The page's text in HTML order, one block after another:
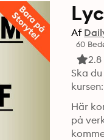
Af
60
2.8
Ska
Här
på